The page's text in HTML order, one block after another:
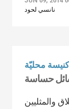
نانسي لحود
كنيسة محليّة
حساسة
والمثليين